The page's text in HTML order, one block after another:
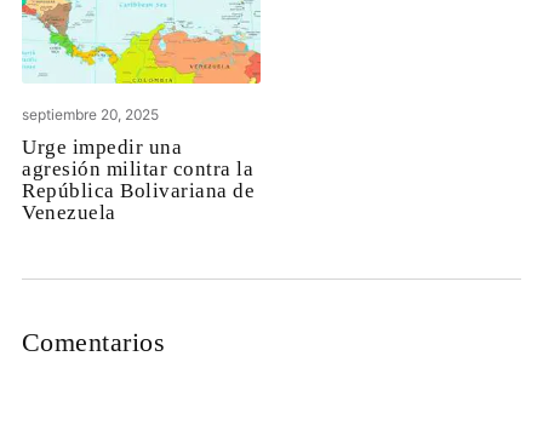
septiembre 20, 2025
Urge impedir una
agresión militar contra la
República Bolivariana de
Venezuela
Comentarios